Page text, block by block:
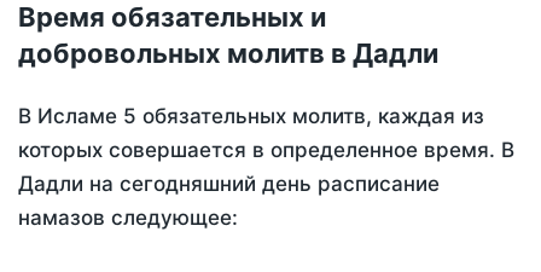
Время обязательных и
добровольных молитв в Дадли
В Исламе 5 обязательных молитв, каждая из
которых совершается в определенное время. В
Дадли на сегодняшний день расписание
намазов следующее: